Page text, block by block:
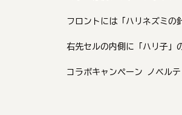
フロントには「ハリネズミの
右先セルの内側に「ハリ子」
コラボキャンペーン ノベルテ